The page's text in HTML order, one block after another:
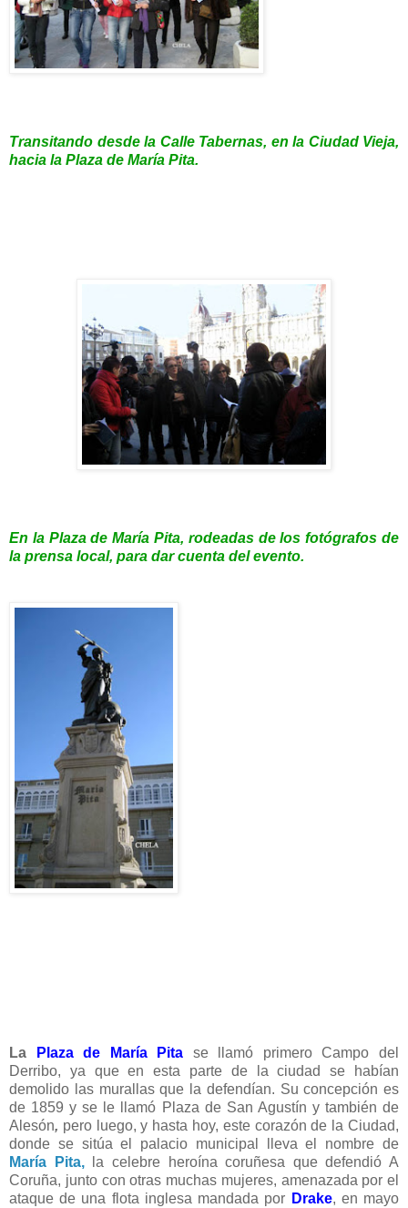
Transitando desde la Calle Tabernas, en la Ciudad Vieja,
hacia la Plaza de María Pita.
En la Plaza de María Pita, rodeadas de los fotógrafos de
la prensa local, para dar cuenta del evento.
La Plaza de María Pita
se llamó primero Campo del
Derribo, ya que en esta parte de la ciudad se habían
demolido las murallas que la defendían. Su concepción es
de 1859 y se le llamó Plaza de San Agustín y también de
Alesón, pero luego, y hasta hoy, este corazón de la Ciudad,
donde se sitúa el palacio municipal lleva el nombre de
María Pita,
la celebre heroína coruñesa que defendió A
Coruña, junto con otras muchas mujeres, amenazada por el
ataque de una flota inglesa mandada por Drake, en mayo